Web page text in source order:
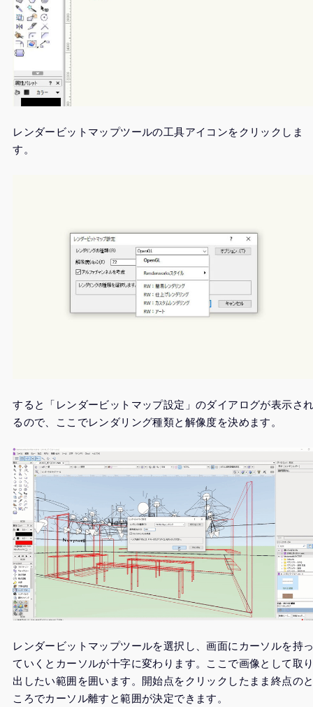
レンダービットマップツールの工具アイコンをクリックしま
す。
すると「レンダービットマップ設定」のダイアログが表示さ
るので、ここでレンダリング種類と解像度を決めます。
レンダービットマップツールを選択し、画面にカーソルを持
ていくとカーソルが十字に変わります。ここで画像として取
出したい範囲を囲います。開始点をクリックしたまま終点の
ころでカーソル離すと範囲が決定できます。